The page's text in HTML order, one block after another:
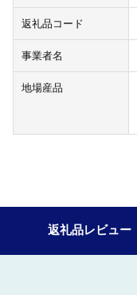
返礼品コード
事業者名
地場産品
返礼品レビュー